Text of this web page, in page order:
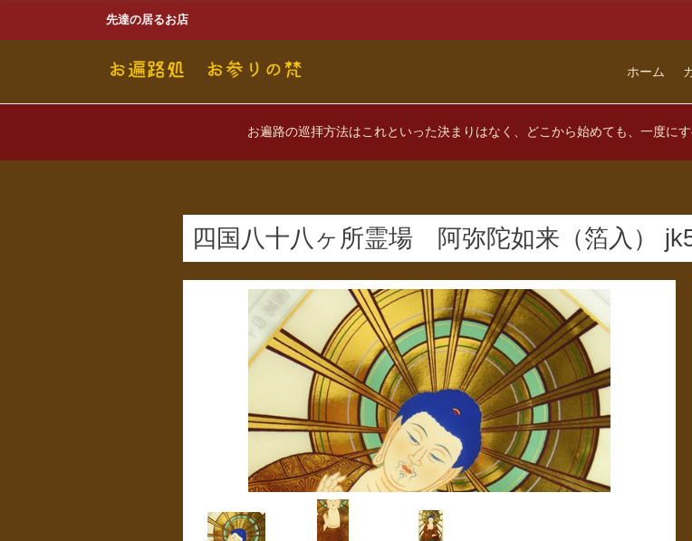
先達の居るお店
ホーム
お遍路の巡拝方法はこれといった決まりはなく、どこから始めても、一度に
四国八十八ヶ所霊場 阿弥陀如来（箔入）